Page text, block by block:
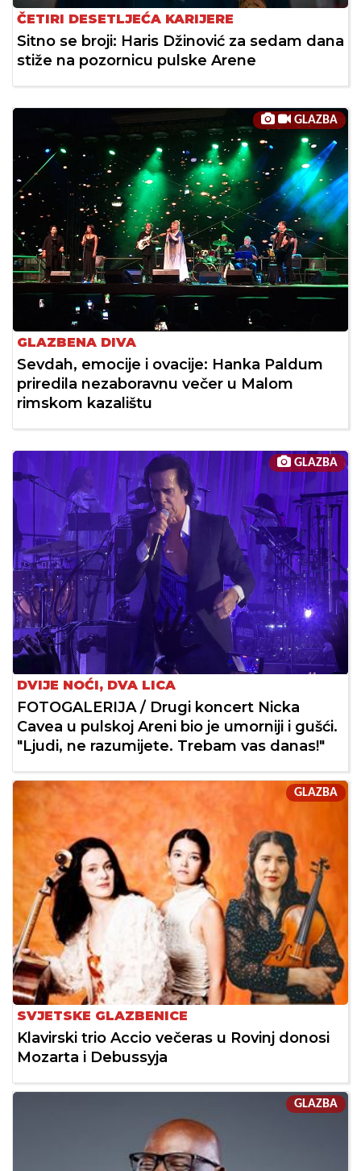
ČETIRI DESETLJEĆA KARIJERE
Sitno se broji: Haris Džinović za sedam dana
stiže na pozornicu pulske Arene
GLAZBA
GLAZBENA DIVA
Sevdah, emocije i ovacije: Hanka Paldum
priredila nezaboravnu večer u Malom
rimskom kazalištu
GLAZBA
DVIJE NOĆI, DVA LICA
FOTOGALERIJA / Drugi koncert Nicka
Cavea u pulskoj Areni bio je umorniji i gušći.
"Ljudi, ne razumijete. Trebam vas danas!"
GLAZBA
SVJETSKE GLAZBENICE
Klavirski trio Accio večeras u Rovinj donosi
Mozarta i Debussyja
GLAZBA